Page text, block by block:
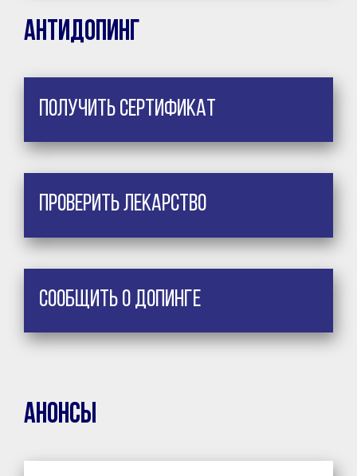
Антидопинг
Получить сертификат
Проверить лекарство
Сообщить о допинге
Анонсы